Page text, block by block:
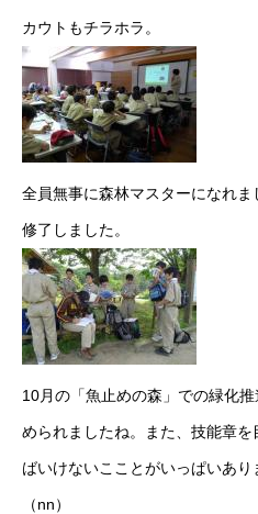
カウトもチラホラ。
全員無事に森林マスターになれ
修了しました。
10月の「魚止めの森」での緑化
められましたね。また、技能章
ばいけないこことがいっぱいあり
（nn）